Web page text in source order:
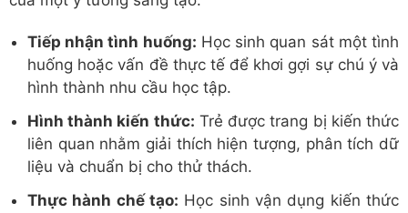
Tiếp nhận tình huống: Học sinh quan sát một tình
huống hoặc vấn đề thực tế để khơi gợi sự chú ý và
hình thành nhu cầu học tập.
Hình thành kiến thức: Trẻ được trang bị kiến thức
liên quan nhằm giải thích hiện tượng, phân tích dữ
liệu và chuẩn bị cho thử thách.
Thực hành chế tạo: Học sinh vận dụng kiến thức